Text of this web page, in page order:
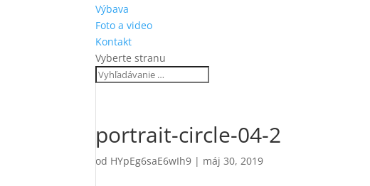
Výbava
Foto a video
Kontakt
Vyberte stranu
portrait-circle-04-2
od HYpEg6saE6wIh9 | máj 30, 2019